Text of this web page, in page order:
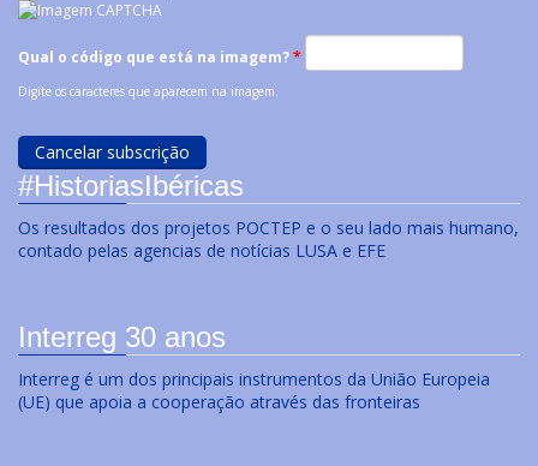
Qual o código que está na imagem?*
Digite os caracteres que aparecem na imagem.
#HistoriasIbéricas
Os resultados dos projetos POCTEP e o seu lado mais humano,
contado pelas agencias de notícias LUSA e EFE
Interreg 30 anos
Interreg é um dos principais instrumentos da União Europeia
(UE) que apoia a cooperação através das fronteiras